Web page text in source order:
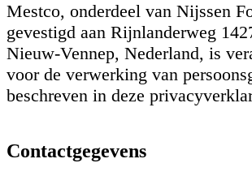
Mestco, onderdeel van Nijssen
gevestigd aan Rijnlanderweg
Nieuw-Vennep, Nederland, is
voor de verwerking van
beschreven in deze
Contactgegevens